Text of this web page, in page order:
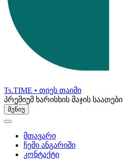
Ts.TIME • თიეს თაიმი
პრემიუმ ხარისხის მაჯის საათები
მენიუ
მთავარი
ჩემი ანგარიში
კონტაქტი